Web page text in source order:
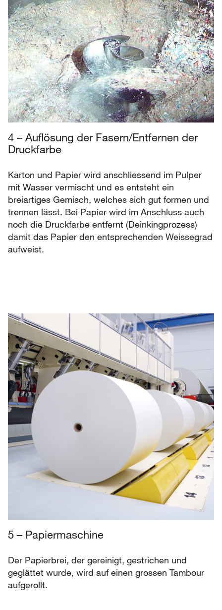
4 – Auflösung der Fasern/Entfernen der
Druckfarbe
Karton und Papier wird anschliessend im Pulper
mit Wasser vermischt und es entsteht ein
breiartiges Gemisch, welches sich gut formen und
trennen lässt. Bei Papier wird im Anschluss auch
noch die Druckfarbe entfernt (Deinkingprozess)
damit das Papier den entsprechenden Weissegrad
aufweist.
5 – Papiermaschine
Der Papierbrei, der gereinigt, gestrichen und
geglättet wurde, wird auf einen grossen Tambour
aufgerollt.